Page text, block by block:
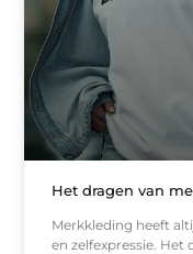
Het dragen van
Merkkleding heeft
en zelfexpressie.